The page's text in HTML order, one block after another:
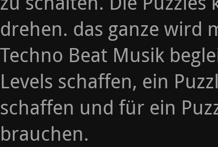
drehen. das ganze wird
Techno Beat Musik
Levels schaffen, ein
schaffen und für ein
brauchen.